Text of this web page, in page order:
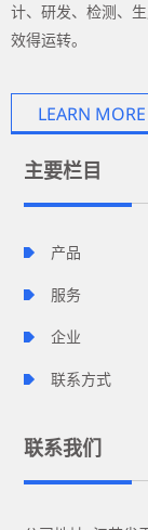
计、研发、检测、
效得运转。
LEARN MORE
主要栏目
产品
服务
企业
联系方式
联系我们